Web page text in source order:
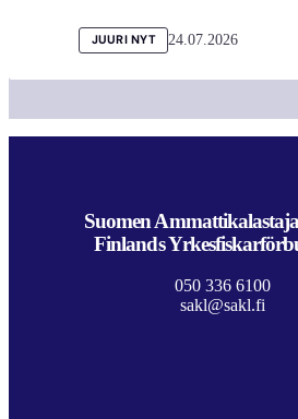
JUURI NYT 24.07.2026
Suomen
Finlands
050 336 6100
sakl@sakl.fi